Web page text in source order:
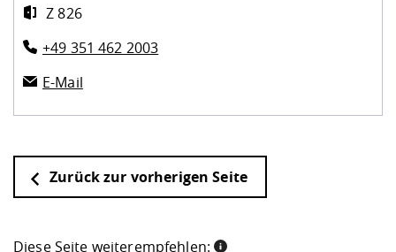
Z 826
+49 351 462 2003
E-Mail
Zurück zur vorherigen Seite
Diese Seite weiterempfehlen: